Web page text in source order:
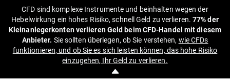
CFD sind komplexe Instrumente und beinhalten wegen der
Hebelwirkung ein hohes Risiko, schnell Geld zu verlieren.77% der
Kleinanlegerkonten verlieren Geld beim CFD-Handel mit diesem
Anbieter. Sie sollten überlegen, ob Sie verstehen, wie CFDs
funktionieren, und ob Sie es sich leisten können, das hohe Risiko
einzugehen, Ihr Geld zu verlieren.